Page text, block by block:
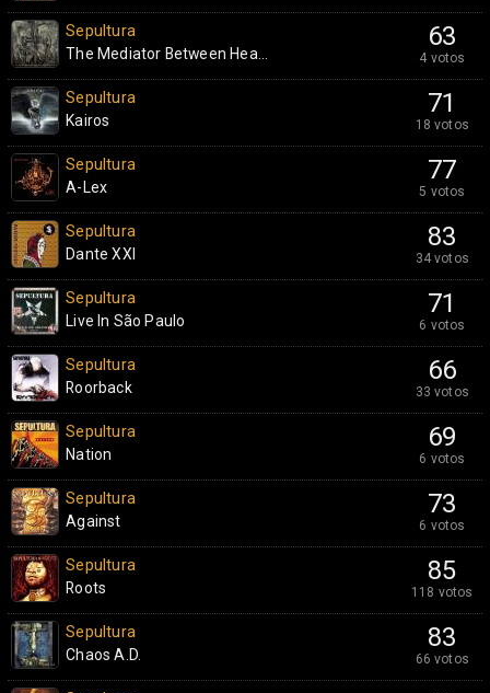
63
4 votos
Sepultura
The Mediator Between Hea...
71
18 votos
Sepultura
Kairos
77
5 votos
Sepultura
A-Lex
83
34 votos
Sepultura
Dante XXI
71
6 votos
Sepultura
Live In São Paulo
66
33 votos
Sepultura
Roorback
69
6 votos
Sepultura
Nation
73
6 votos
Sepultura
Against
85
118 votos
Sepultura
Roots
83
66 votos
Sepultura
Chaos A.D.